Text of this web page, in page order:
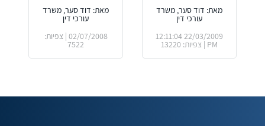
מאת: דוד סער, משרד
עורכי דין
22/03/2009 12:11:04
PM | צפיות: 13220
מאת: דוד סער, משרד
עורכי דין
02/07/2008 | צפיות:
7522